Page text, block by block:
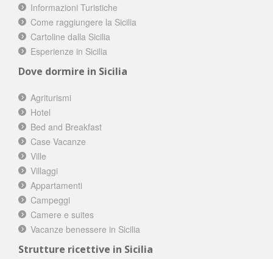
Informazioni Turistiche
Come raggiungere la Sicilia
Cartoline dalla Sicilia
Esperienze in Sicilia
Dove dormire in Sicilia
Agriturismi
Hotel
Bed and Breakfast
Case Vacanze
Ville
Villaggi
Appartamenti
Campeggi
Camere e suites
Vacanze benessere in Sicilia
Strutture ricettive in Sicilia